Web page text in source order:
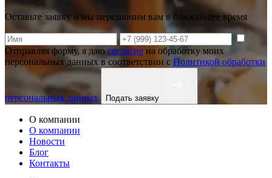
Оставьте заявку и мы перезвоним вам в ближайшее время
Отправляя форму, я даюсогласие на обработку моих
персональных данных в соответствии с Политикой обработки
персональных данных Подать заявку
О компании
О компании
Новости
Блог
Контакты